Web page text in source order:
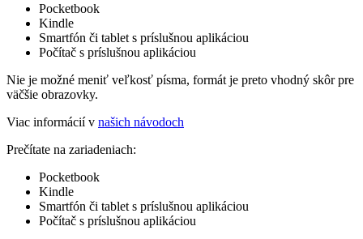
Pocketbook
Kindle
Smartfón či tablet s príslušnou aplikáciou
Počítač s príslušnou aplikáciou
Nie je možné meniť veľkosť písma, formát je preto vhodný skôr pre
väčšie obrazovky.
Viac informácií v našich návodoch
Prečítate na zariadeniach:
Pocketbook
Kindle
Smartfón či tablet s príslušnou aplikáciou
Počítač s príslušnou aplikáciou